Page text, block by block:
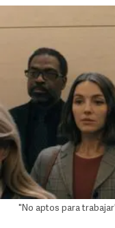
"No aptos para